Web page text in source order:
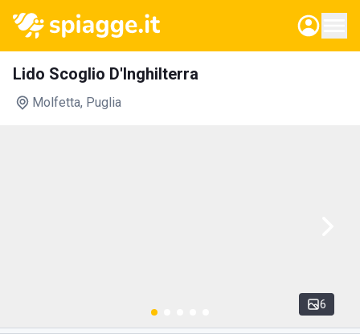
Lido Scoglio D'Inghilterra
Molfetta, Puglia
6